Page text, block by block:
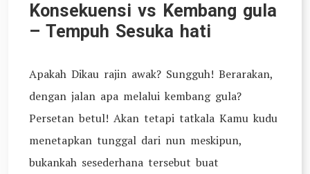
Konsekuensi vs Kembang gula
– Tempuh Sesuka hati
Apakah Dikau rajin awak? Sungguh! Berarakan,
dengan jalan apa melalui kembang gula?
Persetan betul! Akan tetapi tatkala Kamu kudu
menetapkan tunggal dari nun meskipun,
bukankah sesederhana tersebut buat